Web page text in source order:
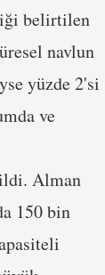
belirtilen
navlun
yüzde 2'si
ve
Alman
150 bin